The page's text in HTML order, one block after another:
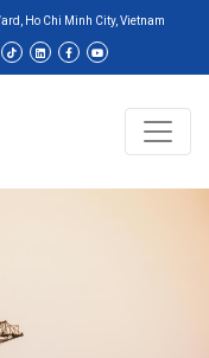
Ho Chi Minh City, Vietnam